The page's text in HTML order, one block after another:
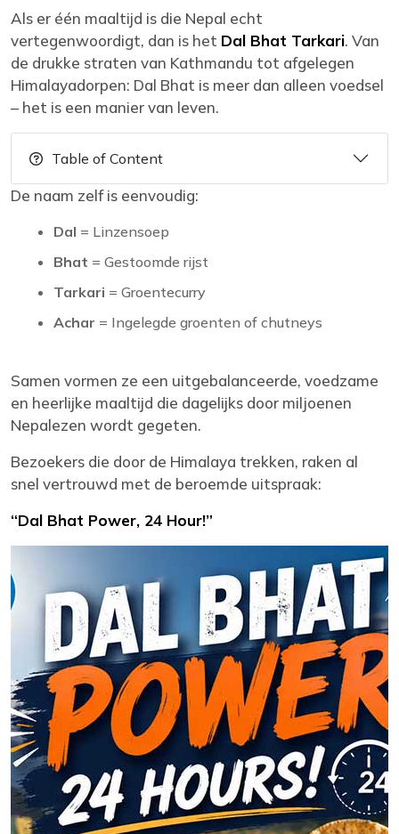
Als er één maaltijd is die Nepal echt
vertegenwoordigt, dan is het Dal Bhat Tarkari. Van
de drukke straten van Kathmandu tot afgelegen
Himalayadorpen: Dal Bhat is meer dan alleen voedsel
– het is een manier van leven.
Table of Content
De naam zelf is eenvoudig:
Dal = Linzensoep
Bhat = Gestoomde rijst
Tarkari = Groentecurry
Achar = Ingelegde groenten of chutneys
Samen vormen ze een uitgebalanceerde, voedzame
en heerlijke maaltijd die dagelijks door miljoenen
Nepalezen wordt gegeten.
Bezoekers die door de Himalaya trekken, raken al
snel vertrouwd met de beroemde uitspraak:
“Dal Bhat Power, 24 Hour!”